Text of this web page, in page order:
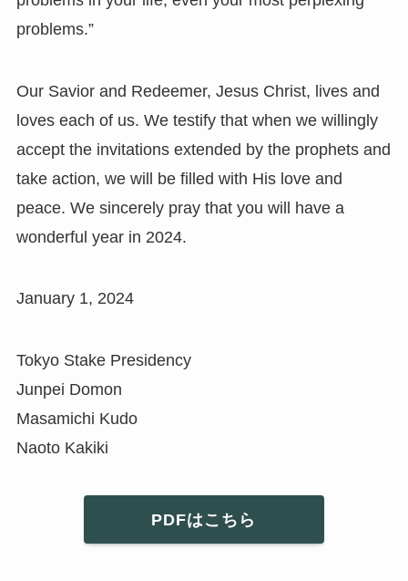
problems.”
Our Savior and Redeemer, Jesus Christ, lives and
loves each of us. We testify that when we willingly
accept the invitations extended by the prophets and
take action, we will be filled with His love and
peace. We sincerely pray that you will have a
wonderful year in 2024.
January 1, 2024
Tokyo Stake Presidency
Junpei Domon
Masamichi Kudo
Naoto Kakiki
PDFはこちら